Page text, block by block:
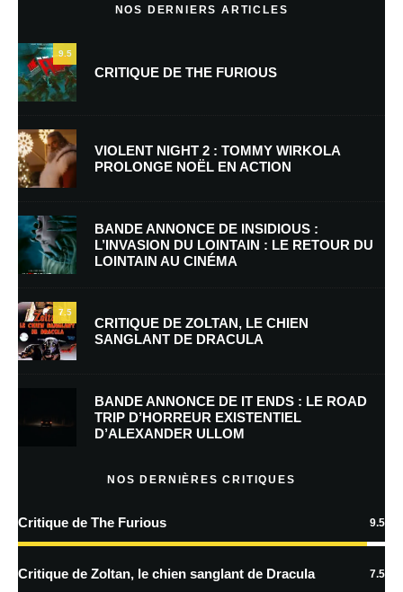
Nom*
E-mail* Site web
Enregistrer mon nom, mon e-mail et mon site dans le navigateur pour
mon prochain commentaire.
Prévenez-moi de tous les nouveaux commentaires par e-mail.
En savoir
traitées
NOS DERNIERS ARTICLES
9.5
CRITIQUE DE THE FURIOUS
VIOLENT NIGHT 2 : TOMMY WIRKOLA
PROLONGE NOËL EN ACTION
BANDE ANNONCE DE INSIDIOUS :
L’INVASION DU LOINTAIN : LE RETOUR DU
LOINTAIN AU CINÉMA
7.5
CRITIQUE DE ZOLTAN, LE CHIEN
SANGLANT DE DRACULA
BANDE ANNONCE DE IT ENDS : LE ROAD
TRIP D’HORREUR EXISTENTIEL
D’ALEXANDER ULLOM
NOS DERNIÈRES CRITIQUES
Critique de The Furious 9.5
Critique de Zoltan, le chien sanglant de Dracula 7.5